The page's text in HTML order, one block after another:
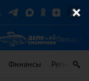
Погода
Финансы Регионы